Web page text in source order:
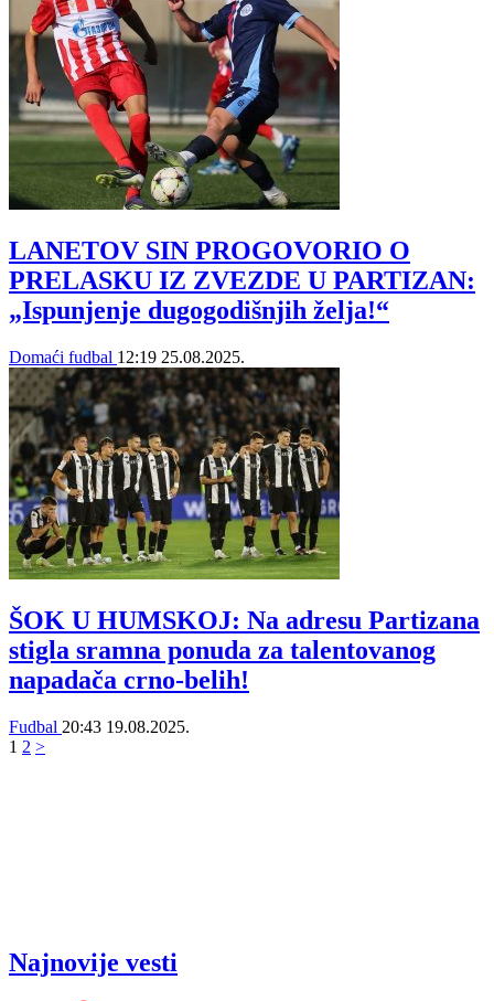
LANETOV SIN PROGOVORIO O
PRELASKU IZ ZVEZDE U PARTIZAN:
„Ispunjenje dugogodišnjih želja!“
Domaći fudbal 12:19 25.08.2025.
ŠOK U HUMSKOJ: Na adresu Partizana
stigla sramna ponuda za talentovanog
napadača crno-belih!
Fudbal 20:43 19.08.2025.
1 2 >
Najnovije vesti